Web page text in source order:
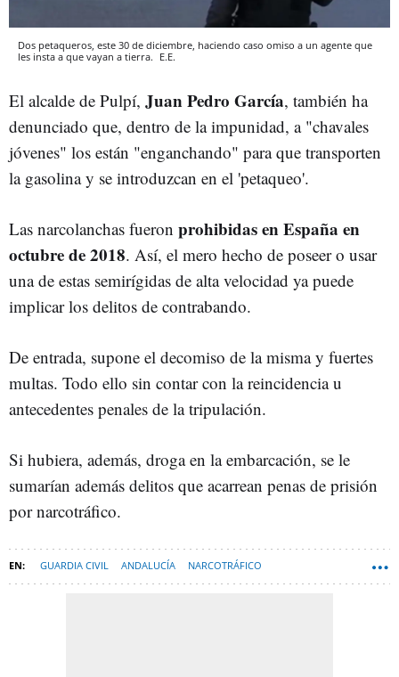
Dos petaqueros, este 30 de diciembre, haciendo caso omiso a un agente que
les insta a que vayan a tierra. E.E.
El alcalde de Pulpí, Juan Pedro García, también ha
denunciado que, dentro de la impunidad, a "chavales
jóvenes" los están "enganchando" para que transporten
la gasolina y se introduzcan en el 'petaqueo'.
Las narcolanchas fueron prohibidas en España en
octubre de 2018. Así, el mero hecho de poseer o usar
una de estas semirígidas de alta velocidad ya puede
implicar los delitos de contrabando.
De entrada, supone el decomiso de la misma y fuertes
multas. Todo ello sin contar con la reincidencia u
antecedentes penales de la tripulación.
Si hubiera, además, droga en la embarcación, se le
sumarían además delitos que acarrean penas de prisión
por narcotráfico.
GUARDIA CIVIL ANDALUCÍA NARCOTRÁFICO